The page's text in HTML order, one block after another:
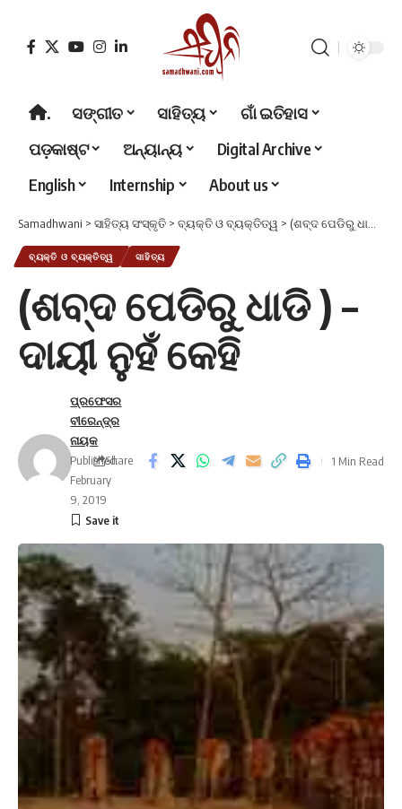
. ସଙ୍ଗୀତ ସାହିତ୍ୟ
ଗାଁ ଇତିହାସ
ପଡ଼କାଷ୍ଟ
ଅନ୍ୟାନ୍ୟ
Digital Archive
English
Internship About us
Samadhwani > ସାହିତ୍ୟ ସଂସ୍କୃତି > ବ୍ୟକ୍ତି ଓ ବ୍ୟକ୍ତିତ୍ୱ > (ଶବ୍ଦ ପେଡିରୁ ଧାଡି ) – ଦାୟୀ ନୁହଁ କେହି
ବ୍ୟକ୍ତି ଓ ବ୍ୟକ୍ତିତ୍ୱ ସାହିତ୍ୟ
(ଶବ୍ଦ ପେଡିରୁ ଧାଡି ) –
ଦାୟୀ ନୁହଁ କେହି
ପ୍ରଫେସର
ବୀରେନ୍ଦ୍ର
ନାୟକ
Published:
February
9, 2019
Share 1 Min Read